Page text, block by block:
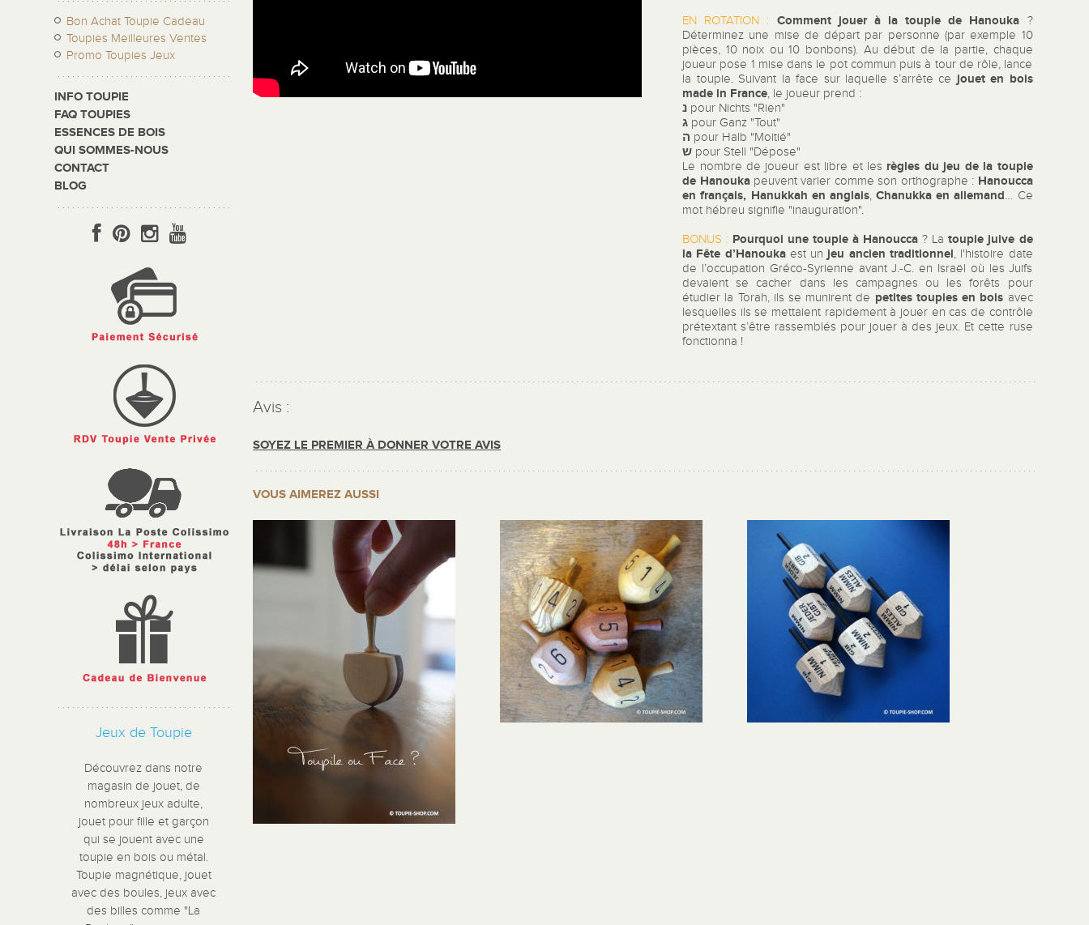
Bon Achat Toupie Cadeau
Toupies Meilleures Ventes
Promo Toupies Jeux
INFO TOUPIE
FAQ TOUPIES
ESSENCES DE BOIS
QUI SOMMES-NOUS
CONTACT
BLOG
Jeux de Toupie
Découvrez dans notre
magasin de jouet, de
nombreux jeux adulte,
jouet pour fille et garçon
qui se jouent avec une
toupie en bois ou métal.
Toupie magnétique, jouet
avec des boules, jeux avec
des billes comme "La
EN ROTATION : Comment jouer à la toupie de Hanouka ?
Déterminez une mise de départ par personne (par exemple 10
pièces, 10 noix ou 10 bonbons). Au début de la partie, chaque
joueur pose 1 mise dans le pot commun puis à tour de rôle, lance
la toupie. Suivant la face sur laquelle s’arrête ce jouet en bois
made in France, le joueur prend :
נ pour Nichts "Rien"
ג pour Ganz "Tout"
ה pour Halb "Moitié"
ש pour Stell "Dépose"
Le nombre de joueur est libre et les règles du jeu de la toupie
de Hanouka peuvent varier comme son orthographe : Hanoucca
en français, Hanukkah en anglais,Chanukka en allemand… Ce
mot hébreu signifie "inauguration".
BONUS : Pourquoi une toupie à Hanoucca ? Latoupie juive de
la Fête d’Hanoukaest un jeu ancien traditionnel, l'histoire date
de l’occupation Gréco-Syrienne avant J.-C. en Israël où les Juifs
devaient se cacher dans les campagnes ou les forêts pour
étudier la Torah, ils se munirent de petites toupies en bois avec
lesquelles ils se mettaient rapidement à jouer en cas de contrôle
prétextant s’être rassemblés pour jouer à des jeux. Et cette ruse
fonctionna !
Avis :
SOYEZ LE PREMIER À DONNER VOTRE AVIS
VOUS AIMEREZ AUSSI